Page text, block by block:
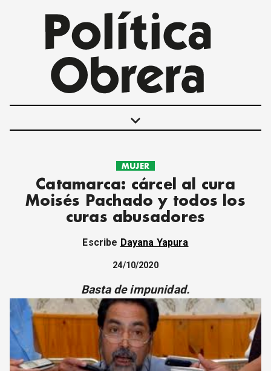
keyboard_arrow_down
POLÍTICAS
INTERNACIONALES
MOVIMIENTO OBRERO
MUJER
SOCIEDAD Y CULTURA
JUVENTUD
DEBATE
ARCHIVO
DECLARACIONES
OPINIÓN
ALTAMIRA RESPONDE
MUJER
Catamarca: cárcel al cura
Moisés Pachado y todos los
curas abusadores
Escribe Dayana Yapura
24/10/2020
Basta de impunidad.